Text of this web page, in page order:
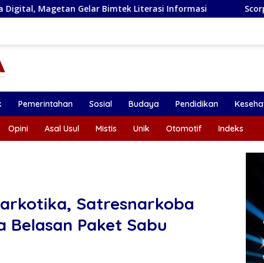
Bimtek Literasi Informasi Scorpio di Bulan Agustus
Pemerintahan Sosial Budaya Pendidikan
Opini Asal Usul Mistis Unik Otomotif Indeks
Satresnarkoba
Belasan Paket Sabu